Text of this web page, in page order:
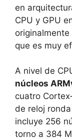
en
CPU y GPU
que es muy
A nivel de
núcleos
cuatro
de reloj
incluye 256
torno a 384